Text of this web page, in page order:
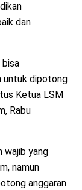
dan
bisa
untuk dipotong
Ketua LSM
Rabu
wajib yang
namun
anggaran